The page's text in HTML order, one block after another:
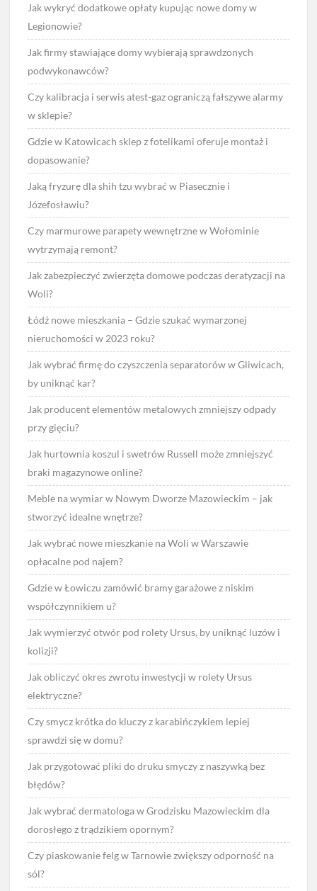
Jak wykryć dodatkowe opłaty kupując nowe domy w
Legionowie?
Jak firmy stawiające domy wybierają sprawdzonych
podwykonawców?
Czy kalibracja i serwis atest-gaz ograniczą fałszywe alarmy
w sklepie?
Gdzie w Katowicach sklep z fotelikami oferuje montaż i
dopasowanie?
Jaką fryzurę dla shih tzu wybrać w Piasecznie i
Józefosławiu?
Czy marmurowe parapety wewnętrzne w Wołominie
wytrzymają remont?
Jak zabezpieczyć zwierzęta domowe podczas deratyzacji na
Woli?
Łódź nowe mieszkania – Gdzie szukać wymarzonej
nieruchomości w 2023 roku?
Jak wybrać firmę do czyszczenia separatorów w Gliwicach,
by uniknąć kar?
Jak producent elementów metalowych zmniejszy odpady
przy gięciu?
Jak hurtownia koszul i swetrów Russell może zmniejszyć
braki magazynowe online?
Meble na wymiar w Nowym Dworze Mazowieckim – jak
stworzyć idealne wnętrze?
Jak wybrać nowe mieszkanie na Woli w Warszawie
opłacalne pod najem?
Gdzie w Łowiczu zamówić bramy garażowe z niskim
współczynnikiem u?
Jak wymierzyć otwór pod rolety Ursus, by uniknąć luzów i
kolizji?
Jak obliczyć okres zwrotu inwestycji w rolety Ursus
elektryczne?
Czy smycz krótka do kluczy z karabińczykiem lepiej
sprawdzi się w domu?
Jak przygotować pliki do druku smyczy z naszywką bez
błędów?
Jak wybrać dermatologa w Grodzisku Mazowieckim dla
dorosłego z trądzikiem opornym?
Czy piaskowanie felg w Tarnowie zwiększy odporność na
sól?